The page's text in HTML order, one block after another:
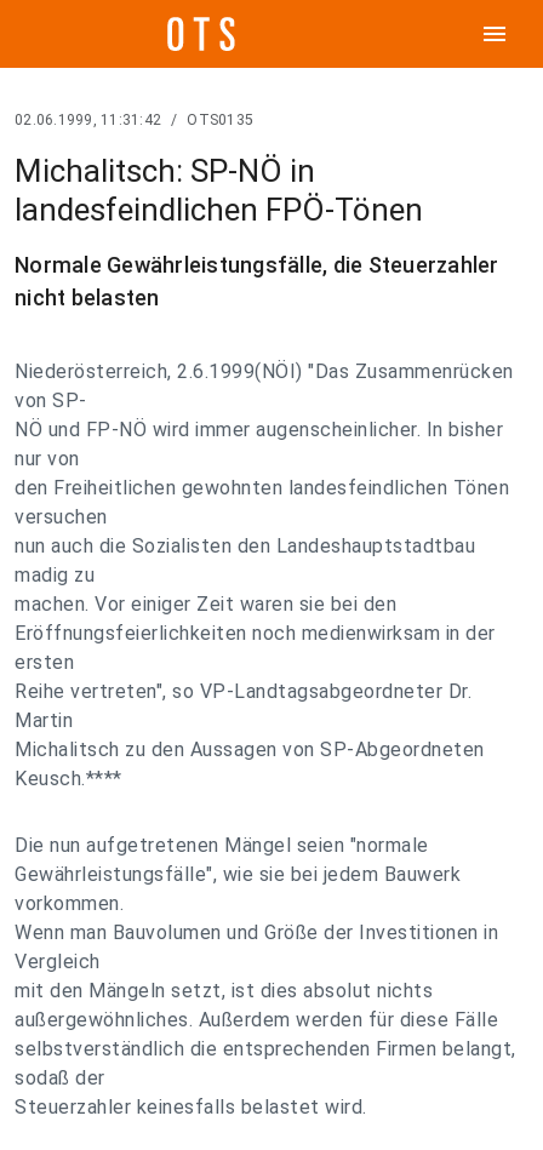
menu
02.06.1999, 11:31:42 / OTS0135
Michalitsch: SP-NÖ in
landesfeindlichen FPÖ-Tönen
Normale Gewährleistungsfälle, die Steuerzahler
nicht belasten
Niederösterreich, 2.6.1999(NÖI) "Das Zusammenrücken
von SP-
NÖ und FP-NÖ wird immer augenscheinlicher. In bisher
nur von
den Freiheitlichen gewohnten landesfeindlichen Tönen
versuchen
nun auch die Sozialisten den Landeshauptstadtbau
madig zu
machen. Vor einiger Zeit waren sie bei den
Eröffnungsfeierlichkeiten noch medienwirksam in der
ersten
Reihe vertreten", so VP-Landtagsabgeordneter Dr.
Martin
Michalitsch zu den Aussagen von SP-Abgeordneten
Keusch.****
Die nun aufgetretenen Mängel seien "normale
Gewährleistungsfälle", wie sie bei jedem Bauwerk
vorkommen.
Wenn man Bauvolumen und Größe der Investitionen in
Vergleich
mit den Mängeln setzt, ist dies absolut nichts
außergewöhnliches. Außerdem werden für diese Fälle
selbstverständlich die entsprechenden Firmen belangt,
sodaß der
Steuerzahler keinesfalls belastet wird.